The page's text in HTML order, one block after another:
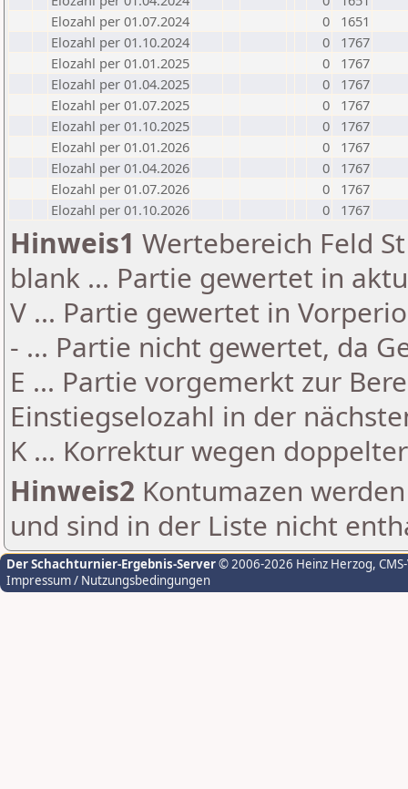
Elozahl per 01.07.2024
0
1651
Elozahl per 01.10.2024
0
1767
Elozahl per 01.01.2025
0
1767
Elozahl per 01.04.2025
0
1767
Elozahl per 01.07.2025
0
1767
Elozahl per 01.10.2025
0
1767
Elozahl per 01.01.2026
0
1767
Elozahl per 01.04.2026
0
1767
Elozahl per 01.07.2026
0
1767
Elozahl per 01.10.2026
0 1767
Hinweis1 Wertebereich Feld
blank ... Partie gewertet in
V ... Partie gewertet in
- ... Partie nicht gewertet, da
E ... Partie vorgemerkt zur
Einstiegselozahl in der
K ... Korrektur wegen
Hinweis2 Kontumazen
und sind in der Liste nicht
Der Schachturnier-Ergebnis-Server© 2006-2026 Heinz Herzog,
Impressum / Nutzungsbedingungen